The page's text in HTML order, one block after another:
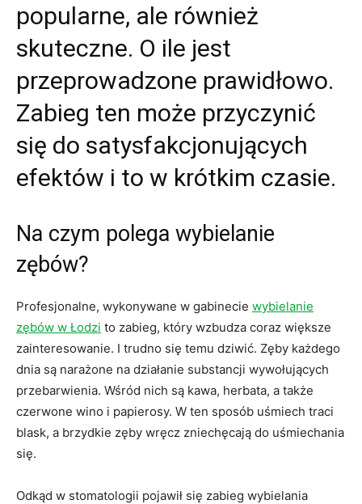
popularne, ale również
skuteczne. O ile jest
przeprowadzone prawidłowo.
Zabieg ten może przyczynić
się do satysfakcjonujących
efektów i to w krótkim czasie.
Na czym polega wybielanie
zębów?
Profesjonalne, wykonywane w gabinecie wybielanie
zębów w Łodzi to zabieg, który wzbudza coraz większe
zainteresowanie. I trudno się temu dziwić. Zęby każdego
dnia są narażone na działanie substancji wywołujących
przebarwienia. Wśród nich są kawa, herbata, a także
czerwone wino i papierosy. W ten sposób uśmiech traci
blask, a brzydkie zęby wręcz zniechęcają do uśmiechania
się.
Odkąd w stomatologii pojawił się zabieg wybielania